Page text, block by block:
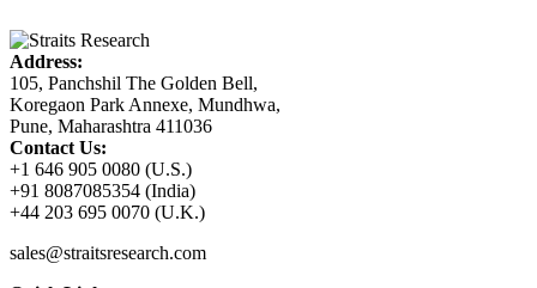
Address:
105, Panchshil The Golden Bell,
Koregaon Park Annexe, Mundhwa,
Pune, Maharashtra 411036
Contact Us:
+1 646 905 0080 (U.S.)
+91 8087085354 (India)
+44 203 695 0070 (U.K.)
sales@straitsresearch.com